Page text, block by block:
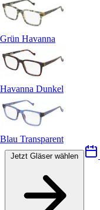
Grün Havanna
Havanna Dunkel
Blau Transparent